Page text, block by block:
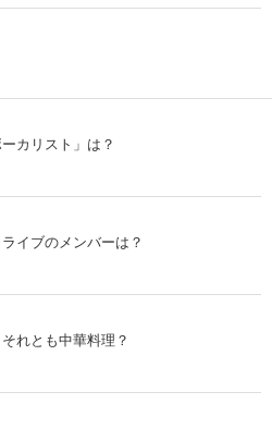
カリスト」は？
イブのメンバーは？
れとも中華料理？